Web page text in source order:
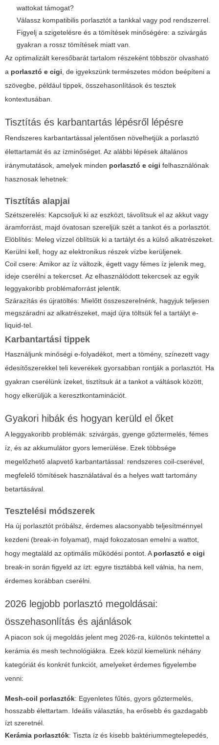
wattokat támogat?
Válassz kompatibilis porlasztót a tankkal vagy pod rendszerrel.
Figyelj a szigetelésre és a tömítések minőségére: a szivárgás
gyakran a rossz tömítések miatt van.
Az optimalizált keresőbarát tartalom részeként többször olvasható
a porlasztó e cigi , de igyekszünk természetes módon beépíteni a
szövegbe, például tippek, összehasonlítások és tesztek
kontextusában.
Tisztítás és karbantartás lépésről lépésre
Rendszeres karbantartással jelentősen növelhetjük a porlasztó
élettartamát és az ízminőséget. Az alábbi lépések általános
iránymutatások, amelyek minden porlasztó e cigi felhasználónak
hasznosak lehetnek:
Tisztítás alapjai
Szétszerelés: Kapcsoljuk ki az eszközt, távolítsuk el az akkut vagy
áramforrást, majd óvatosan szereljük szét a tankot és a porlasztót.
Elöblítés: Meleg vízzel öblítsük ki a tartályt és a külső alkatrészeket.
Kerülni kell, hogy az elektronikus részek vízbe kerüljenek.
Coil csere: Amikor az íz változik, égett vagy fémes íz jelenik meg,
ideje cserélni a tekercset. Az elhasználódott tekercsek az egyik
leggyakoribb problémaforrást jelentik.
Szárazítás és újratöltés: Mielőtt összeszerelnénk, hagyjuk teljesen
megszáradni az alkatrészeket, majd újra töltsük fel a tartályt e-
liquid-tel.
Karbantartási tippek
Használjunk minőségi e-folyadékot, mert a tömény, színezett vagy
édesítőszerekkel teli keverékek gyorsabban rontják a porlasztót. Ha
gyakran cserélünk ízeket, tisztítsuk át a tankot a váltások között,
hogy elkerüljük a keresztkontaminációt.
Gyakori hibák és hogyan kerüld el őket
A leggyakoribb problémák: szivárgás, gyenge gőztermelés, fémes
íz, és az akkumulátor gyors lemerülése. Ezek többsége
megelőzhető alapvető karbantartással: rendszeres coil-cserével,
megfelelő tömítések használatával és a helyes watt tartomány
betartásával.
Tesztelési módszerek
Ha új porlasztót próbálsz, érdemes alacsonyabb teljesítménnyel
kezdeni (break-in folyamat), majd fokozatosan emelni a wattot,
hogy megtaláld az optimális működési pontot. A porlasztó e cigi
break-in során figyeld az ízt: egyre tisztábbá kell válnia, ha nem,
érdemes korábban cserélni.
2026 legjobb porlasztó megoldásai:
összehasonlítás és ajánlások
A piacon sok új megoldás jelent meg 2026-ra, különös tekintettel a
kerámia és mesh technológiákra. Ezek közül kiemelünk néhány
kategóriát és konkrét funkciót, amelyeket érdemes figyelembe
venni:
Mesh-coil porlasztók: Egyenletes fűtés, gyors gőztermelés,
hosszabb élettartam. Ideális választás, ha erősebb és gazdagabb
ízt szeretnél.
Kerámia porlasztók: Tiszta íz és kisebb baktériummegtelepedés,